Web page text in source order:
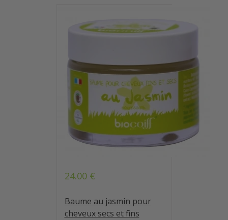
24.00 €
Baume au jasmin pour
cheveux secs et fins